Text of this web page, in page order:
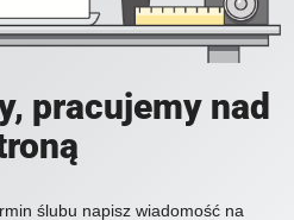
pracujemy nad
ślubu napisz wiadomość na